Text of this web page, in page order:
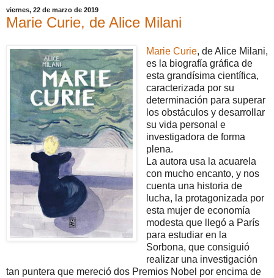
viernes, 22 de marzo de 2019
Marie Curie, de Alice Milani
Marie Curie, de Alice Milani,
es la biografía gráfica de
esta grandísima científica,
caracterizada por su
determinación para superar
los obstáculos y desarrollar
su vida personal e
investigadora de forma
plena.
La autora usa la acuarela
con mucho encanto, y nos
cuenta una historia de
lucha, la protagonizada por
esta mujer de economía
modesta que llegó a París
para estudiar en la
Sorbona, que consiguió
realizar una investigación
tan puntera que mereció dos Premios Nobel por encima de